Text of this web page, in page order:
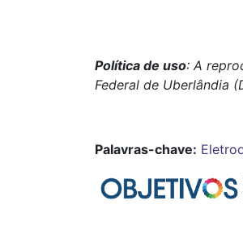
Política de uso: A
Federal de Uberlândia
Palavras-chave: